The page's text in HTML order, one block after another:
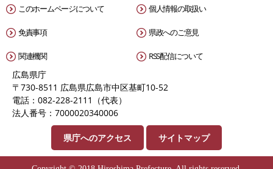
このホームページについて 個人情報の取扱い
免責事項 県政へのご意見
関連機関 RSS配信について
広島県庁
〒730-8511 広島県広島市中区基町10-52
電話：082-228-2111（代表）
法人番号：7000020340006
県庁へのアクセス サイトマップ